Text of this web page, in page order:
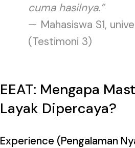
cuma hasilnya.”
— Mahasiswa S1,
(Testimoni 3)
EEAT: Mengapa
Layak Dipercaya?
Experience (Pengalaman